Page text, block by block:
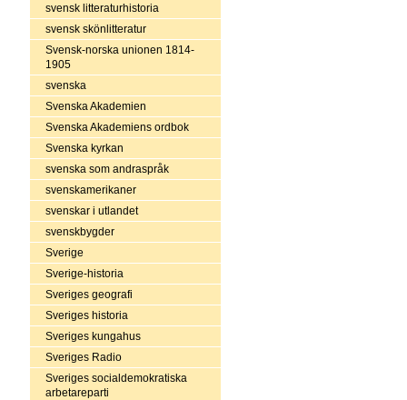
svensk litteraturhistoria
svensk skönlitteratur
Svensk-norska unionen 1814-
1905
svenska
Svenska Akademien
Svenska Akademiens ordbok
Svenska kyrkan
svenska som andraspråk
svenskamerikaner
svenskar i utlandet
svenskbygder
Sverige
Sverige-historia
Sveriges geografi
Sveriges historia
Sveriges kungahus
Sveriges Radio
Sveriges socialdemokratiska
arbetareparti